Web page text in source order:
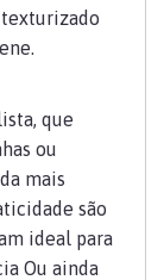
que
ou
mais
são
ideal para
Ou ainda